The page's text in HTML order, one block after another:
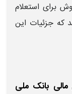
برای استعلام
که جزئیات این
مالی بانک ملی